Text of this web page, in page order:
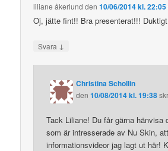
liliane åkerlund den10/06/2014 kl. 22:05
Oj, jätte fint!! Bra presenterat!!!
Svara ↓
Christina Schollin
den10/08/2014 kl. 19:38
Tack Liliane! Du får gärna hänvisa
som är intresserade av Nu Skin,
informationsvideor jag lagt ut här!